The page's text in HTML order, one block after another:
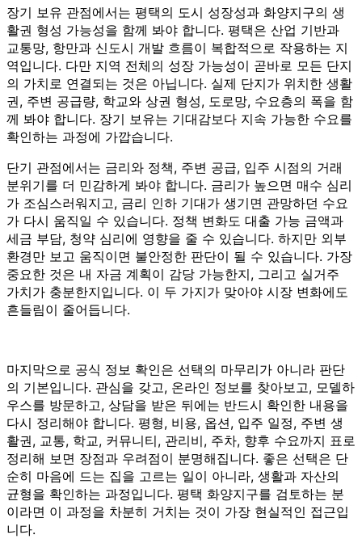
장기 보유 관점에서는 평택의 도시 성장성과 화양지구의 생
활권 형성 가능성을 함께 봐야 합니다. 평택은 산업 기반과
교통망, 항만과 신도시 개발 흐름이 복합적으로 작용하는 지
역입니다. 다만 지역 전체의 성장 가능성이 곧바로 모든 단지
의 가치로 연결되는 것은 아닙니다. 실제 단지가 위치한 생활
권, 주변 공급량, 학교와 상권 형성, 도로망, 수요층의 폭을 함
께 봐야 합니다. 장기 보유는 기대감보다 지속 가능한 수요를
확인하는 과정에 가깝습니다.
단기 관점에서는 금리와 정책, 주변 공급, 입주 시점의 거래
분위기를 더 민감하게 봐야 합니다. 금리가 높으면 매수 심리
가 조심스러워지고, 금리 인하 기대가 생기면 관망하던 수요
가 다시 움직일 수 있습니다. 정책 변화도 대출 가능 금액과
세금 부담, 청약 심리에 영향을 줄 수 있습니다. 하지만 외부
환경만 보고 움직이면 불안정한 판단이 될 수 있습니다. 가장
중요한 것은 내 자금 계획이 감당 가능한지, 그리고 실거주
가치가 충분한지입니다. 이 두 가지가 맞아야 시장 변화에도
흔들림이 줄어듭니다.
마지막으로 공식 정보 확인은 선택의 마무리가 아니라 판단
의 기본입니다. 관심을 갖고, 온라인 정보를 찾아보고, 모델하
우스를 방문하고, 상담을 받은 뒤에는 반드시 확인한 내용을
다시 정리해야 합니다. 평형, 비용, 옵션, 입주 일정, 주변 생
활권, 교통, 학교, 커뮤니티, 관리비, 주차, 향후 수요까지 표로
정리해 보면 장점과 우려점이 분명해집니다. 좋은 선택은 단
순히 마음에 드는 집을 고르는 일이 아니라, 생활과 자산의
균형을 확인하는 과정입니다. 평택 화양지구를 검토하는 분
이라면 이 과정을 차분히 거치는 것이 가장 현실적인 접근입
니다.